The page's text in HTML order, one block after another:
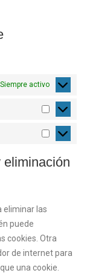
Siempre activo
Marketing
eliminación
eliminar las
puede
cookies. Otra
de internet para
una cookie.